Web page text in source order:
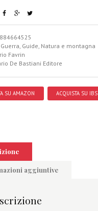
Guerra, Guide, Natura e montagna
Favrin
De Bastiani Editore
SU AMAZON ACQUISTA SU IBS
aggiuntive